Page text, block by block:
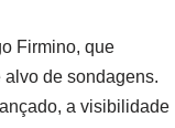
Firmino, que
de sondagens.
a visibilidade